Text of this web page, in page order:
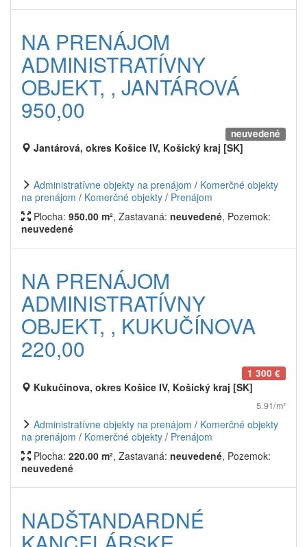
NA PRENÁJOM
ADMINISTRATÍVNY
OBJEKT, , JANTÁROVÁ
950,00
neuvedené
Jantárová, okres Košice IV, Košický kraj [SK]
Administratívne objekty na prenájom / Komerčné objekty
na prenájom / Komerčné objekty / Prenájom
Plocha: 950.00 m², Zastavaná: neuvedené, Pozemok:
neuvedené
NA PRENÁJOM
ADMINISTRATÍVNY
OBJEKT, , KUKUČÍNOVA
220,00
1 300 €
Kukučínova, okres Košice IV, Košický kraj [SK]
5.91/m²
Administratívne objekty na prenájom / Komerčné objekty
na prenájom / Komerčné objekty / Prenájom
Plocha: 220.00 m², Zastavaná: neuvedené, Pozemok:
neuvedené
NADŠTANDARDNÉ